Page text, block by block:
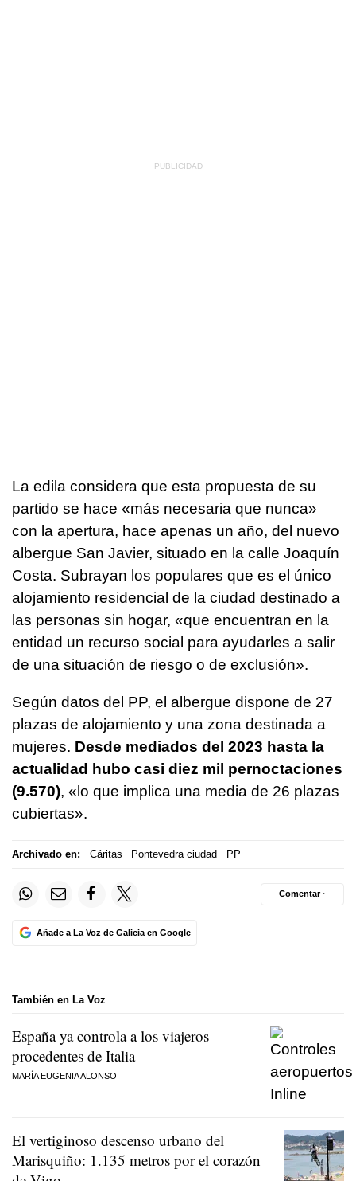
La edila considera que esta propuesta de su
partido se hace «más necesaria que nunca»
con la apertura, hace apenas un año, del nuevo
albergue San Javier, situado en la calle Joaquín
Costa. Subrayan los populares que es el único
alojamiento residencial de la ciudad destinado a
las personas sin hogar, «que encuentran en la
entidad un recurso social para ayudarles a salir
de una situación de riesgo o de exclusión».
Según datos del PP, el albergue dispone de 27
plazas de alojamiento y una zona destinada a
mujeres. Desde mediados del 2023 hasta la
actualidad hubo casi diez mil pernoctaciones
(9.570), «lo que implica una media de 26 plazas
cubiertas».
Archivado en: Cáritas Pontevedra ciudad PP
Añade a La Voz de Galicia en Google
Comentar ·
También en La Voz
España ya controla a los viajeros
procedentes de Italia
MARÍA EUGENIA ALONSO
El vertiginoso descenso urbano del
Marisquiño: 1.135 metros por el corazón